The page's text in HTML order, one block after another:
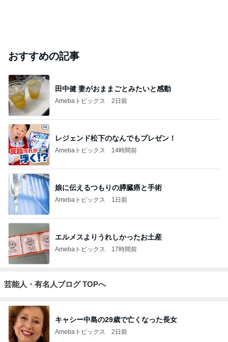
おすすめの記事
田中健 妻がおままごとみたいと感動
Amebaトピックス 2日前
レジェンド松下のなんでもプレゼン！
Amebaトピックス 14時間前
娘に伝えるつもりの膵臓癌と手術
Amebaトピックス 1日前
エルメスよりうれしかったお土産
Amebaトピックス 17時間前
芸能人・有名人ブログ TOPへ
キャシー中島の29歳で亡くなった長女
Amebaトピックス 2日前